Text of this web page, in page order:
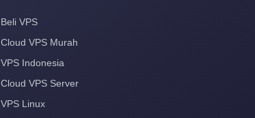
Beli VPS
Cloud VPS Murah
VPS Indonesia
Cloud VPS Server
VPS Linux